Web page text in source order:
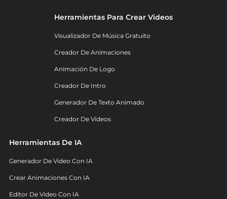
Herramientas Para Crear Videos
Visualizador De Música Gratuito
Creador De Animaciones
Animación De Logo
Creador De Intro
Generador De Texto Animado
Creador De Videos
Herramientas De IA
Generador De Video Con IA
Crear Animaciones Con IA
Editor De Video Con IA